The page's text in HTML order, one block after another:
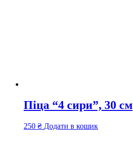
Піца “4 сири”, 30 см
250 ₴ Додати в кошик